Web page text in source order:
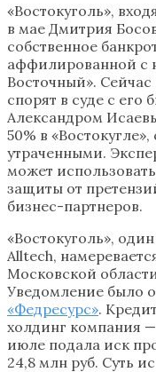
«Востокуголь»,
в мае Дмитрия
собственное
аффилированной с
Восточный».
спорят в суде с
Александром
50% в
утраченными.
может
защиты от
бизнес-партнеров.
«Востокуголь»,
Alltech,
Московской
Уведомление было
«Федресурс».
холдинг компания —
июле подала иск
24,8 млн руб. Суть